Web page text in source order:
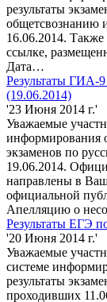
результаты
общетсвознанию
16.06.2014. Также
ссылке,
Дата…
Результаты ГИА-
(19.06.2014)
'23 Июня 2014 г.'
Уважаемые
информирования
экзаменов по
19.06.2014.
направлены в
официальной
Апелляцию о
Результаты ЕГЭ
'20 Июня 2014 г.'
Уважаемые
системе
результаты
проходивших